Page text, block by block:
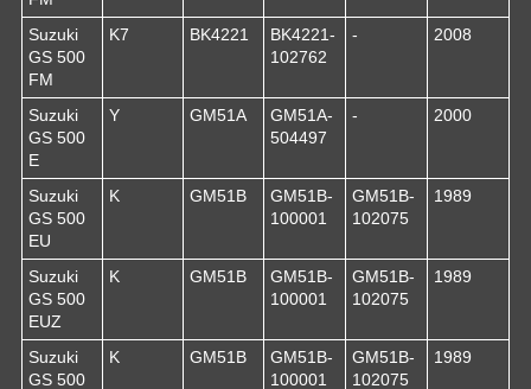
Suzuki
GS 500
FM
K7 BK4221
BK4221-
102762
- 2008
Suzuki
GS 500
E
Y GM51A
GM51A-
504497
- 2000
Suzuki
GS 500
EU
K GM51B
GM51B-
100001
GM51B-
102075
1989
Suzuki
GS 500
EUZ
K GM51B
GM51B-
100001
GM51B-
102075
1989
Suzuki
GS 500
K GM51B
GM51B-
100001
GM51B-
102075
1989